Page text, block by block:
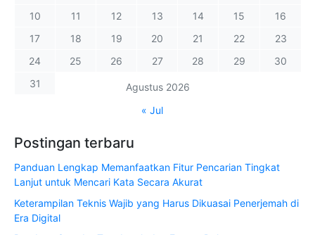
Agustus 2026
10
11 12 13 14 15
16
17
18 19 20 21 22
23
24
25 26 27 28 29
30
31
« Jul
Postingan terbaru
Panduan Lengkap Memanfaatkan Fitur Pencarian Tingkat
Lanjut untuk Mencari Kata Secara Akurat
Keterampilan Teknis Wajib yang Harus Dikuasai Penerjemah di
Era Digital